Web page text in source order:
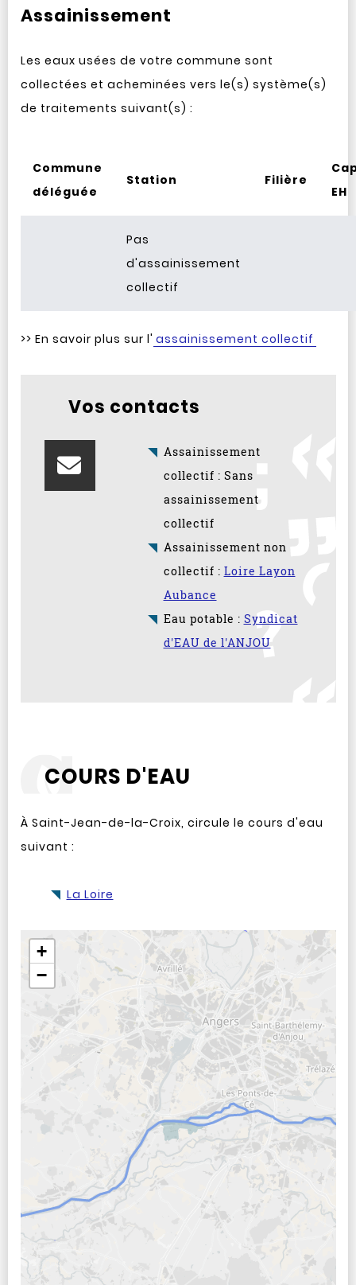
Assainissement
Les eaux usées de votre commune sont
collectées et acheminées vers le(s) système(s)
de traitements suivant(s) :
Commune
déléguée
Station Filière
EH
Pas
d'assainissement
collectif
>> En savoir plus sur l' assainissement collectif
Vos contacts
Assainissement
collectif : Sans
assainissement
collectif
Assainissement non
collectif : Loire Layon
Aubance
Eau potable : Syndicat
d'EAU de l'ANJOU
COURS D'EAU
À Saint-Jean-de-la-Croix, circule le cours d'eau
suivant :
La Loire
Aller après la carte
+
−